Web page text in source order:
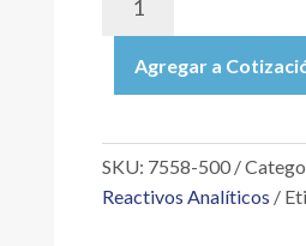
TARTRATO
DE
25
SOL.
Agregar a
SKU: 7558-500
Reactivos Analíticos